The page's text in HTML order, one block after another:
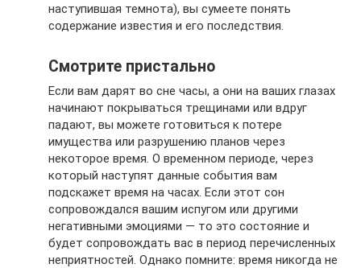
наступившая темнота), вы сумеете понять
содержание известия и его последствия.
Смотрите пристально
Если вам дарят во сне часы, а они на ваших глазах
начинают покрываться трещинами или вдруг
падают, вы можете готовиться к потере
имущества или разрушению планов через
некоторое время. О временном периоде, через
который наступят данные события вам
подскажет время на часах. Если этот сон
сопровождался вашим испугом или другими
негативными эмоциями — то это состояние и
будет сопровождать вас в период перечисленных
неприятностей. Однако помните: время никогда не